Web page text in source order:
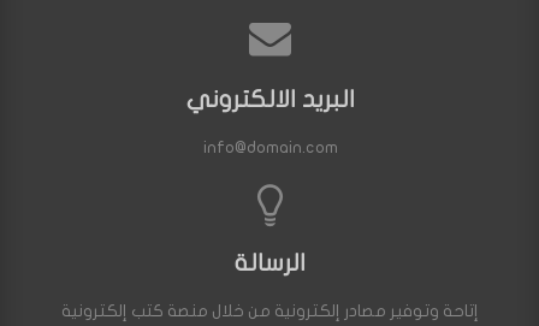
البريد الالكتروني
info@domain.com
الرسالة
إتاحة وتوفير مصادر إلكترونية من خلال منصة كتب إلكترونية